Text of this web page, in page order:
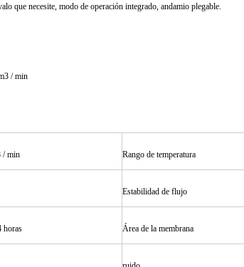
que necesite, modo de operación integrado, andamio plegable.
/ min
/ min Rango de temperatura
Estabilidad de flujo
horas Área de la membrana